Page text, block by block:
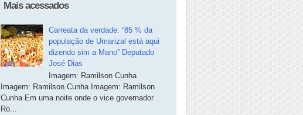
Mais acessados
Carreata da verdade: “85 % da
população de Umarizal está aqui
dizendo sim a Mano” Deputado
José Dias
Imagem: Ramilson Cunha
Imagem: Ramilson Cunha Imagem: Ramilson
Cunha Em uma noite onde o vice governador
Ro...